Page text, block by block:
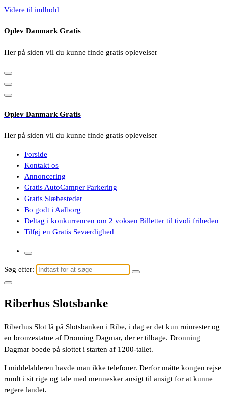
Videre til indhold
Oplev Danmark Gratis
Her på siden vil du kunne finde gratis oplevelser
Oplev Danmark Gratis
Her på siden vil du kunne finde gratis oplevelser
Forside
Kontakt os
Annoncering
Gratis AutoCamper Parkering
Gratis Slæbesteder
Bo godt i Aalborg
Deltag i konkurrencen om 2 voksen Billetter til tivoli friheden
Tilføj en Gratis Seværdighed
Søg efter:
Riberhus Slotsbanke
Riberhus Slot lå på Slotsbanken i Ribe, i dag er det kun ruinrester og
en bronzestatue af Dronning Dagmar, der er tilbage. Dronning
Dagmar boede på slottet i starten af 1200-tallet.
I middelalderen havde man ikke telefoner. Derfor måtte kongen rejse
rundt i sit rige og tale med mennesker ansigt til ansigt for at kunne
regere landet.